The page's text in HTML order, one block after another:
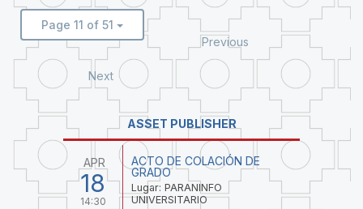
Page 11 of 51
Previous
Next
ASSET PUBLISHER
APR
18
14:30
ACTO DE COLACIÓN DE
GRADO
Lugar: PARANINFO
UNIVERSITARIO